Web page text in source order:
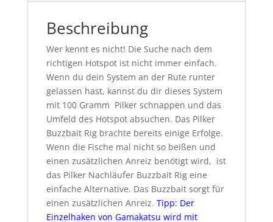
Beschreibung
Wer kennt es nicht! Die Suche nach dem
richtigen Hotspot ist nicht immer einfach.
Wenn du dein System an der Rute runter
gelassen hast, kannst du dir dieses System
mit 100 Gramm Pilker schnappen und das
Umfeld des Hotspot absuchen. Das Pilker
Buzzbait Rig brachte bereits einige Erfolge.
Wenn die Fische mal nicht so beißen und
einen zusätzlichen Anreiz benötigt wird, ist
das Pilker Nachläufer Buzzbait Rig eine
einfache Alternative. Das Buzzbait sorgt für
einen zusätzlichen Anreiz. Tipp: Der
Einzelhaken von Gamakatsu wird mit